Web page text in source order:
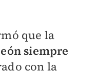
que la
siempre
con la